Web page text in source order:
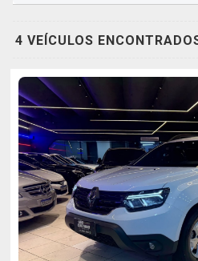
4 VEÍCULOS